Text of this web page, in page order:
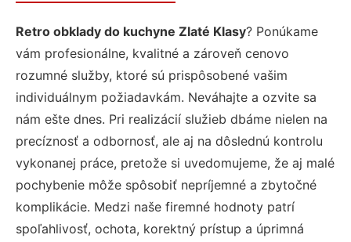
Retro obklady do kuchyne Zlaté Klasy? Ponúkame
vám profesionálne, kvalitné a zároveň cenovo
rozumné služby, ktoré sú prispôsobené vašim
individuálnym požiadavkám. Neváhajte a ozvite sa
nám ešte dnes. Pri realizácií služieb dbáme nielen na
precíznosť a odbornosť, ale aj na dôslednú kontrolu
vykonanej práce, pretože si uvedomujeme, že aj malé
pochybenie môže spôsobiť nepríjemné a zbytočné
komplikácie. Medzi naše firemné hodnoty patrí
spoľahlivosť, ochota, korektný prístup a úprimná